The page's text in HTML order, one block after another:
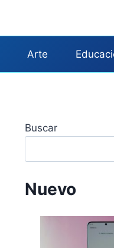
Arte
Buscar
Nuevo